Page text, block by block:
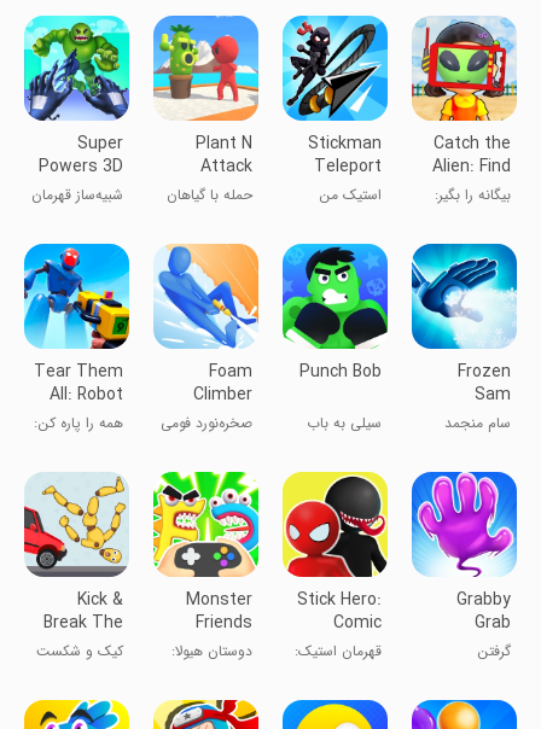
Catch the
Alien: Find
Impostor
بیگانه را بگیر:
جعل‌کار
Stickman
Teleport
Master 3D
استیک من
Plant N
Attack
حمله با گیاهان
Super
Powers 3D
Hero
Simulator
شبیه‌ساز قهرمان
فوق‌العاده ۳D
Frozen
Sam
سام منجمد
Punch Bob
سیلی به باب
Foam
Climber
صخره‌نورد فومی
Tear Them
All: Robot
Fighting
همه را پاره کن:
Grabby
Grab
گرفتن
Stick Hero:
Comic
Superhero
قهرمان استیک:
Monster
Friends
Survivors
دوستان هیولا:
Kick &
Break The
Ragdoll
Games
کیک و شکست
رگ‌دول